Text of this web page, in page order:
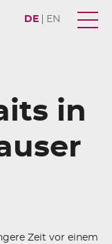
DE EN
in
Zeit vor einem